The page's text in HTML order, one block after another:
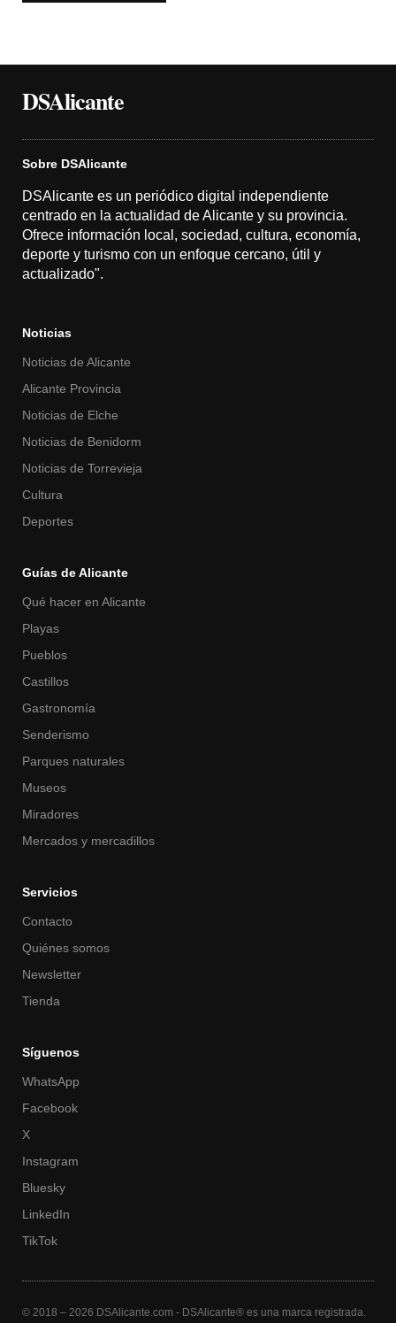
DSAlicante
Sobre DSAlicante
DSAlicante es un periódico digital independiente
centrado en la actualidad de Alicante y su provincia.
Ofrece información local, sociedad, cultura, economía,
deporte y turismo con un enfoque cercano, útil y
actualizado".
Noticias
Noticias de Alicante
Alicante Provincia
Noticias de Elche
Noticias de Benidorm
Noticias de Torrevieja
Cultura
Deportes
Guías de Alicante
Qué hacer en Alicante
Playas
Pueblos
Castillos
Gastronomía
Senderismo
Parques naturales
Museos
Miradores
Mercados y mercadillos
Servicios
Contacto
Quiénes somos
Newsletter
Tienda
Síguenos
WhatsApp
Facebook
X
Instagram
Bluesky
LinkedIn
TikTok
© 2018 – 2026 DSAlicante.com - DSAlicante® es una marca registrada.